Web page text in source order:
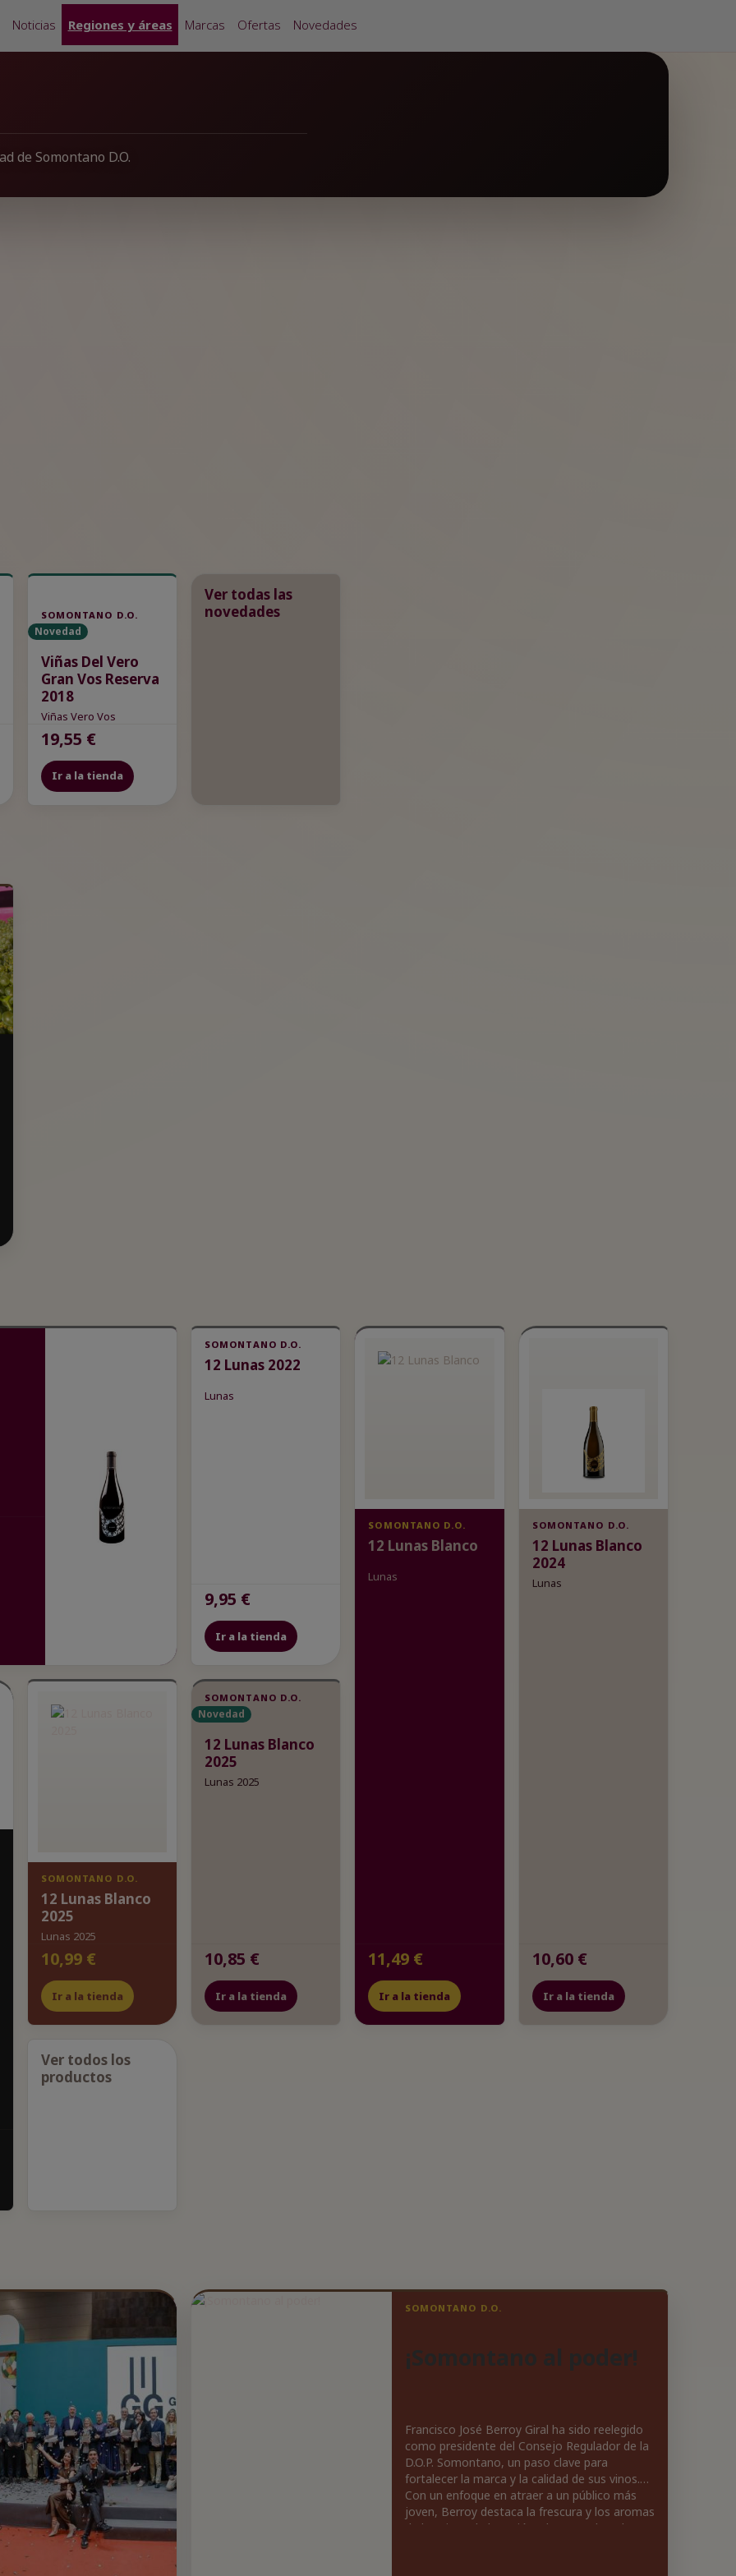
Noticias Regiones y áreas Marcas Ofertas Novedades
de Somontano D.O.
SOMONTANO D.O.
Novedad
Viñas Del Vero
Gran Vos Reserva
2018
Viñas Vero Vos
19,55 €
Ir a la tienda
Ver todas las
novedades
SOMONTANO D.O.
12 Lunas 2022
Lunas
9,95 €
Ir a la tienda
SOMONTANO D.O.
12 Lunas Blanco
Lunas
11,49 €
Ir a la tienda
SOMONTANO D.O.
12 Lunas Blanco
2024
Lunas
10,60 €
Ir a la tienda
SOMONTANO D.O.
12 Lunas Blanco
2025
Lunas 2025
10,99 €
Ir a la tienda
SOMONTANO D.O.
Novedad
12 Lunas Blanco
2025
Lunas 2025
10,85 €
Ir a la tienda
Ver todos los
productos
SOMONTANO D.O.
¡Somontano al poder!
Francisco José Berroy Giral ha sido reelegido
como presidente del Consejo Regulador de la
D.O.P. Somontano, un paso clave para
fortalecer la marca y la calidad de sus vinos.
Con un enfoque en atraer a un público más
joven, Berroy destaca la frescura y los aromas
de los vinos de la región. El nuevo Pleno busca